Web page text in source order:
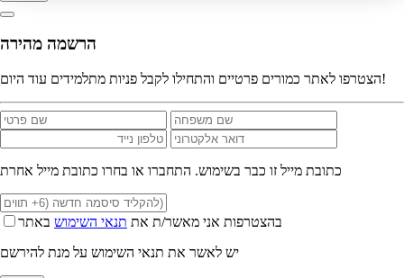
הרשמה מהירה
הצטרפו לאתר כמורים פרטיים והתחילו לקבל פניות מתלמידים עוד היום!
כתובת מייל זו כבר בשימוש. התחברו או בחרו כתובת מייל אחרת
בהצטרפות אני מאשר/ת את תנאי השימוש באתר
יש לאשר את תנאי השימוש על מנת להירשם